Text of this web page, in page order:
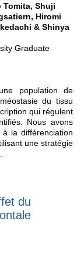
Tomita, Shuji
Hiromi
& Shinya
Graduate
population de
du tissu
qui régulent
Nous avons
la différenciation
une stratégie
du